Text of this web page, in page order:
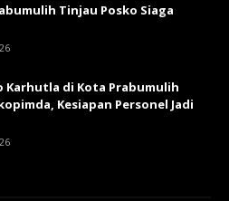
Tinjau Posko Siaga
Karhutla di Kota Prabumulih
Kesiapan Personel Jadi